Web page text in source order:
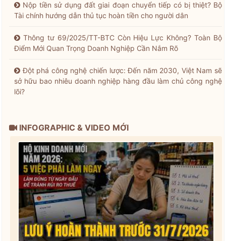
Nộp tiền sử dụng đất giai đoạn chuyển tiếp có bị thiệt? Bộ
Tài chính hướng dẫn thủ tục hoàn tiền cho người dân
Thông tư 69/2025/TT-BTC Còn Hiệu Lực Không? Toàn Bộ
Điểm Mới Quan Trọng Doanh Nghiệp Cần Nắm Rõ
Đột phá công nghệ chiến lược: Đến năm 2030, Việt Nam sẽ
sở hữu bao nhiêu doanh nghiệp hàng đầu làm chủ công nghệ
lõi?
INFOGRAPHIC & VIDEO MỚI